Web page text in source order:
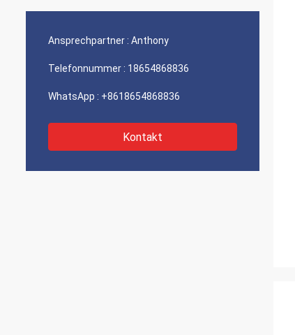
Ansprechpartner : Anthony
Telefonnummer : 18654868836
WhatsApp : +8618654868836
Kontakt